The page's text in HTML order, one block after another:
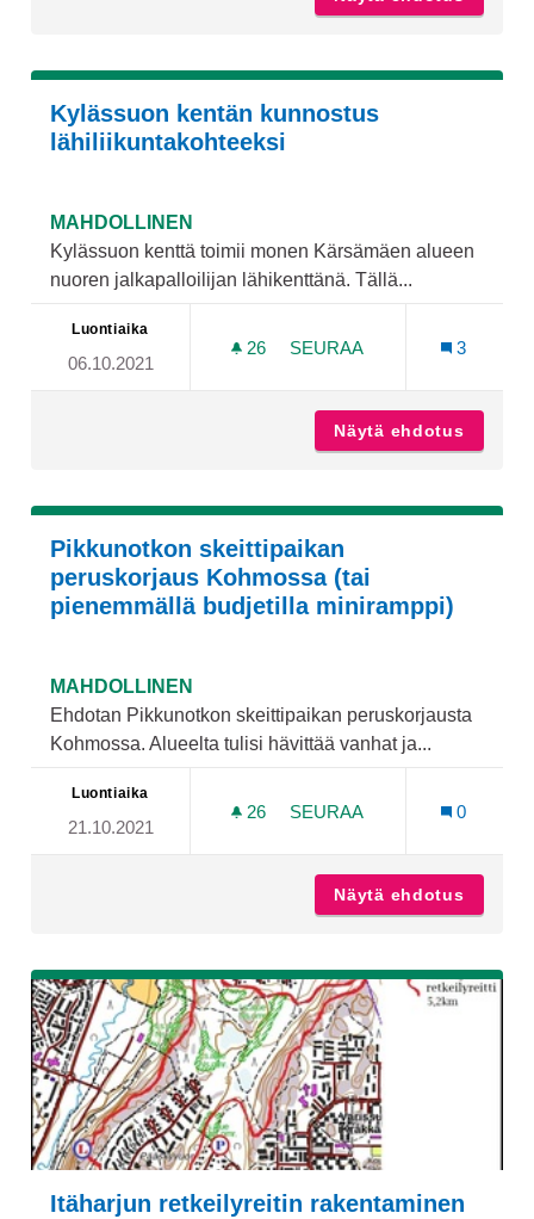
Kylässuon kentän kunnostus
lähiliikuntakohteeksi
MAHDOLLINEN
Kylässuon kenttä toimii monen Kärsämäen alueen
nuoren jalkapalloilijan lähikenttänä. Tällä...
Luontiaika
06.10.2021
26 26 SEURAAJAA
SEURAA
3
Näytä ehdotus
Pikkunotkon skeittipaikan
peruskorjaus Kohmossa (tai
pienemmällä budjetilla miniramppi)
MAHDOLLINEN
Ehdotan Pikkunotkon skeittipaikan peruskorjausta
Kohmossa. Alueelta tulisi hävittää vanhat ja...
Luontiaika
21.10.2021
26 26 SEURAAJAA
SEURAA
0
Näytä ehdotus
Itäharjun retkeilyreitin rakentaminen